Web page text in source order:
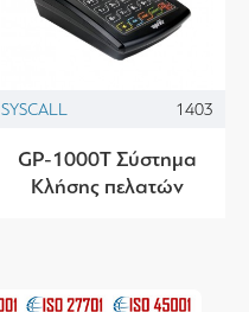
SYSCALL 1403
GP-1000T Σύστημα
Κλήσης πελατών